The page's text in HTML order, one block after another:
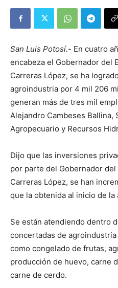
San Luis Potosí.- En cuatro
encabeza el Gobernador del
Carreras López, se ha
agroindustria por 4 mil 206
generan más de tres mil
Alejandro Cambeses Ballina,
Agropecuario y Recursos
Dijo que las inversiones
por parte del Gobernador del
Carreras López, se han
que la obtenida al inicio de la
Se están atendiendo dentro
concertadas de
como congelado de frutas,
producción de huevo, carne
carne de cerdo.